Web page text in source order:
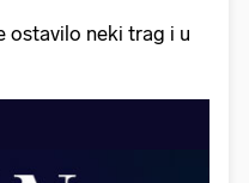
ostavilo neki trag i u